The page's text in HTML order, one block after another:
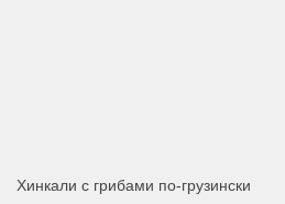
Хинкали с грибами по-грузински